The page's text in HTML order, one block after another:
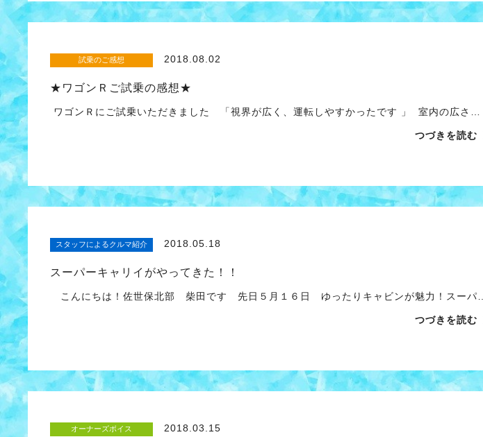
試乗のご感想 2018.08.02
★ワゴンＲご試乗の感想★
ワゴンＲにご試乗いただきました 「視界が広く、運転しやすかったです 」 室内の広さ…
つづきを読む
スタッフによるクルマ紹介 2018.05.18
スーパーキャリイがやってきた！！
こんにちは！佐世保北部 柴田です 先日５月１６日 ゆったりキャビンが魅力！スーパ…
つづきを読む
オーナーズボイス 2018.03.15